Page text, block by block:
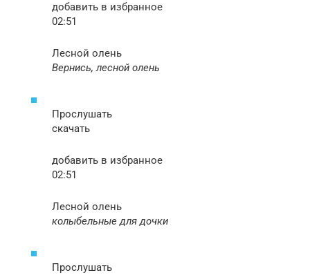
добавить в избранное
02:51
Лесной олень
Вернись, лесной олень
Прослушать
скачать
добавить в избранное
02:51
Лесной олень
колыбельные для дочки
Прослушать